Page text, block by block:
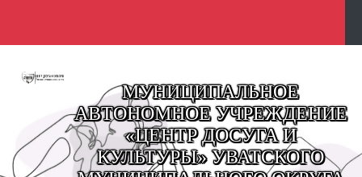
МУНИЦИПАЛЬНОЕ
АВТОНОМНОЕ УЧРЕЖДЕНИЕ
«ЦЕНТР ДОСУГА И
КУЛЬТУРЫ» УВАТСКОГО